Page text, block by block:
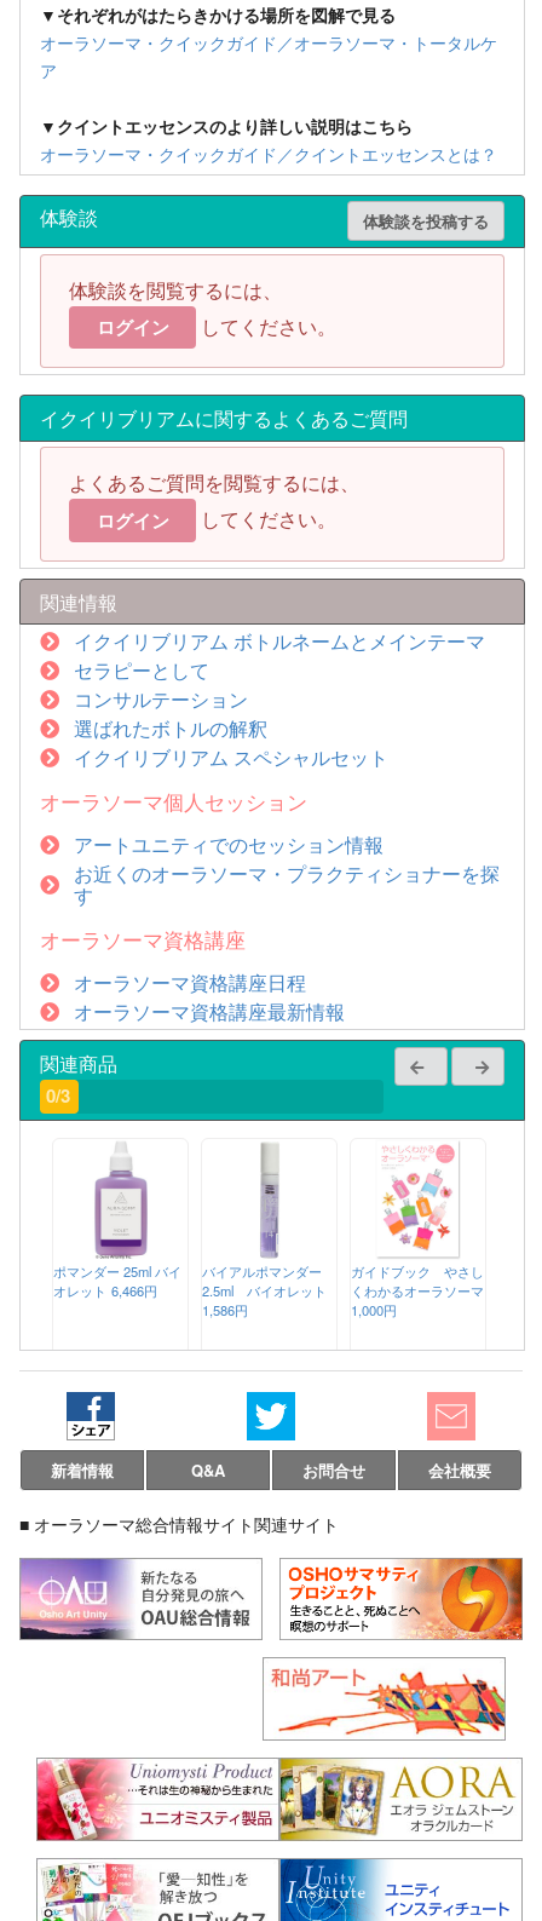
▼それぞれがはたらきかける場所を図解で見る
オーラソーマ・クイックガイド／オーラソーマ・トータルケ
ア
▼クイントエッセンスのより詳しい説明はこちら
オーラソーマ・クイックガイド／クイントエッセンスとは？
体験談 体験談を投稿する
体験談を閲覧するには、
ログイン してください。
イクイリブリアムに関するよくあるご質問
よくあるご質問を閲覧するには、
ログイン してください。
関連情報
イクイリブリアム ボトルネームとメインテーマ
セラピーとして
コンサルテーション
選ばれたボトルの解釈
イクイリブリアム スペシャルセット
オーラソーマ個人セッション
アートユニティでのセッション情報
お近くのオーラソーマ・プラクティショナーを探
す
オーラソーマ資格講座
オーラソーマ資格講座日程
オーラソーマ資格講座最新情報
関連商品
0/3
ポマンダー 25ml バイ
オレット 6,466円
バイアルポマンダー
2.5ml バイオレット
1,586円
ガイドブック やさし
くわかるオーラソーマ
1,000円
新着情報 Q&A お問合せ 会社概要
■ オーラソーマ総合情報サイト関連サイト